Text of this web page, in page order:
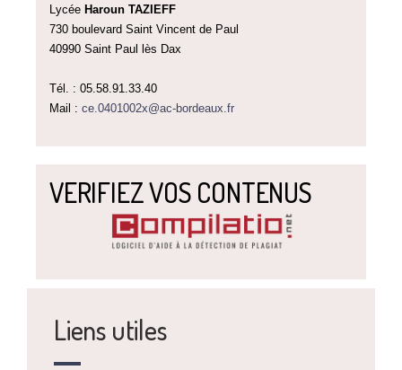
Lycée Haroun TAZIEFF
730 boulevard Saint Vincent de Paul
40990 Saint Paul lès Dax
Tél. : 05.58.91.33.40
Mail : ce.0401002x@ac-bordeaux.fr
VERIFIEZ VOS CONTENUS
Liens utiles